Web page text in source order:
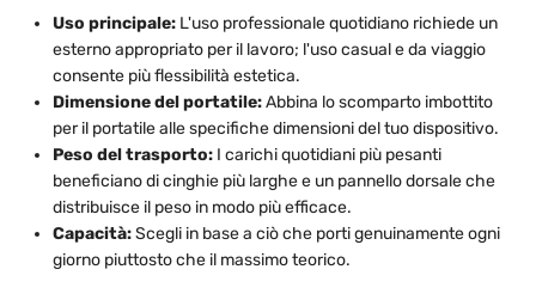
Uso principale: L'uso professionale quotidiano richiede un
esterno appropriato per il lavoro; l'uso casual e da viaggio
consente più flessibilità estetica.
Dimensione del portatile:Abbina lo scomparto imbottito
per il portatile alle specifiche dimensioni del tuo dispositivo.
Peso del trasporto: I carichi quotidiani più pesanti
beneficiano di cinghie più larghe e un pannello dorsale che
distribuisce il peso in modo più efficace.
Capacità:Scegli in base a ciò che porti genuinamente ogni
giorno piuttosto che il massimo teorico.